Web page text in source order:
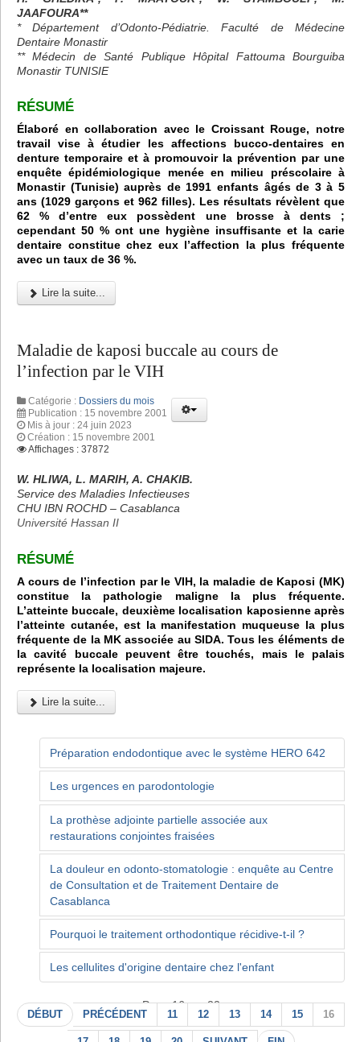
JAAFOURA**
* Département d’Odonto-Pédiatrie. Faculté de Médecine
Dentaire Monastir
** Médecin de Santé Publique Hôpital Fattouma Bourguiba
Monastir TUNISIE
RÉSUMÉ
Élaboré en collaboration avec le Croissant Rouge, notre
travail vise à étudier les affections bucco-dentaires en
denture temporaire et à promouvoir la prévention par une
enquête épidémiologique menée en milieu préscolaire à
Monastir (Tunisie) auprès de 1991 enfants âgés de 3 à 5
ans (1029 garçons et 962 filles). Les résultats révèlent que
62 % d’entre eux possèdent une brosse à dents ;
cependant 50 % ont une hygiène insuffisante et la carie
dentaire constitue chez eux l’affection la plus fréquente
avec un taux de 36 %.
Lire la suite...
Maladie de kaposi buccale au cours de
l’infection par le VIH
Catégorie : Dossiers du mois
Publication : 15 novembre 2001
Mis à jour : 24 juin 2023
Création : 15 novembre 2001
Affichages : 37872
W. HLIWA, L. MARIH, A. CHAKIB.
Service des Maladies Infectieuses
CHU IBN ROCHD – Casablanca
Université Hassan II
RÉSUMÉ
A cours de l’infection par le VIH, la maladie de Kaposi (MK)
constitue la pathologie maligne la plus fréquente.
L’atteinte buccale, deuxième localisation kaposienne après
l’atteinte cutanée, est la manifestation muqueuse la plus
fréquente de la MK associée au SIDA. Tous les éléments de
la cavité buccale peuvent être touchés, mais le palais
représente la localisation majeure.
Lire la suite...
Préparation endodontique avec le système HERO 642
Les urgences en parodontologie
La prothèse adjointe partielle associée aux
restaurations conjointes fraisées
La douleur en odonto-stomatologie : enquête au Centre
de Consultation et de Traitement Dentaire de
Casablanca
Pourquoi le traitement orthodontique récidive-t-il ?
Les cellulites d'origine dentaire chez l'enfant
Page 16 sur 22
DÉBUT PRÉCÉDENT 11 12 13 14 15 16